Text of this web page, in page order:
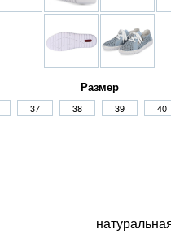
Размер
37 38 39 40